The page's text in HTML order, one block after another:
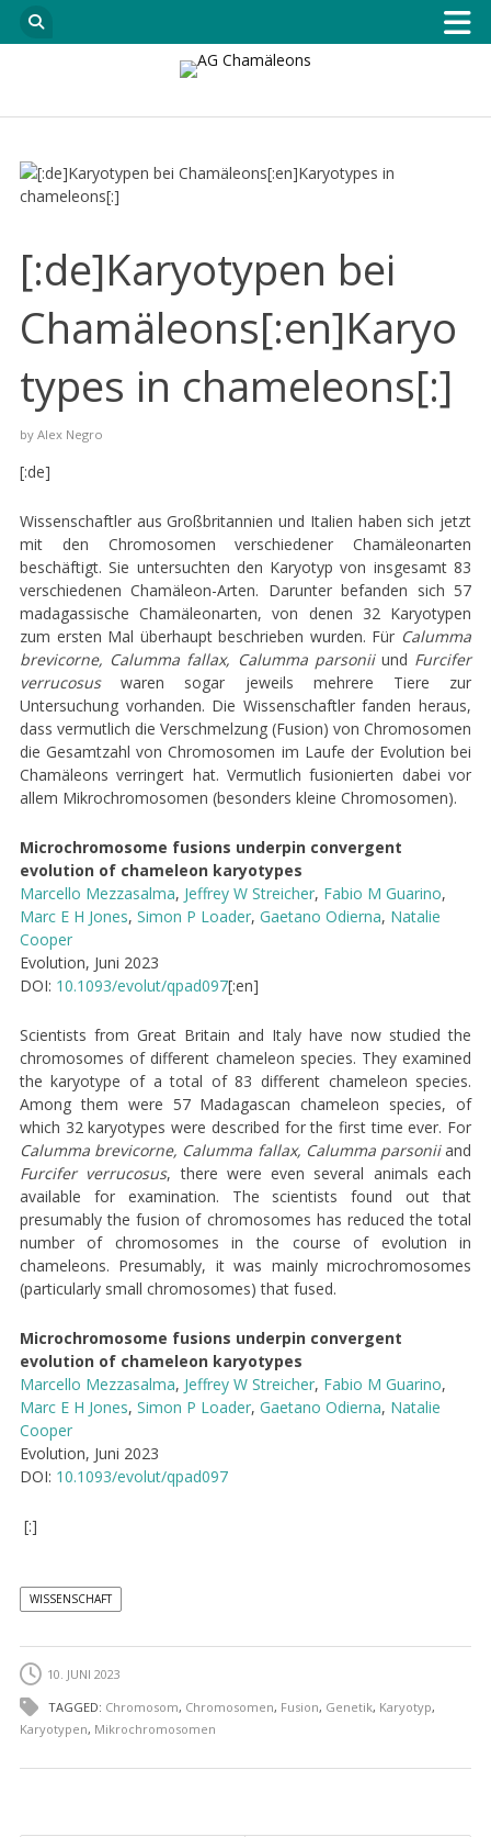
[:de]Karyotypen bei
Chamäleons[:en]Karyo
types in chameleons[:]
by Alex Negro
[:de]
Wissenschaftler aus Großbritannien und Italien haben sich jetzt
mit den Chromosomen verschiedener Chamäleonarten
beschäftigt. Sie untersuchten den Karyotyp von insgesamt 83
verschiedenen Chamäleon-Arten. Darunter befanden sich 57
madagassische Chamäleonarten, von denen 32 Karyotypen
zum ersten Mal überhaupt beschrieben wurden. Für Calumma
brevicorne, Calumma fallax, Calumma parsoniiund Furcifer
verrucosuswaren sogar jeweils mehrere Tiere zur
Untersuchung vorhanden. Die Wissenschaftler fanden heraus,
dass vermutlich die Verschmelzung (Fusion) von Chromosomen
die Gesamtzahl von Chromosomen im Laufe der Evolution bei
Chamäleons verringert hat. Vermutlich fusionierten dabei vor
allem Mikrochromosomen (besonders kleine Chromosomen).
Microchromosome fusions underpin convergent
evolution of chameleon karyotypes
Marcello Mezzasalma, Jeffrey W Streicher, Fabio M Guarino,
Marc E H Jones, Simon P Loader, Gaetano Odierna, Natalie
Cooper
Evolution, Juni 2023
DOI: 10.1093/evolut/qpad097[:en]
Scientists from Great Britain and Italy have now studied the
chromosomes of different chameleon species. They examined
the karyotype of a total of 83 different chameleon species.
Among them were 57 Madagascan chameleon species, of
which 32 karyotypes were described for the first time ever. For
Calumma brevicorne, Calumma fallax, Calumma parsoniiand
Furcifer verrucosus, there were even several animals each
available for examination. The scientists found out that
presumably the fusion of chromosomes has reduced the total
number of chromosomes in the course of evolution in
chameleons. Presumably, it was mainly microchromosomes
(particularly small chromosomes) that fused.
Microchromosome fusions underpin convergent
evolution of chameleon karyotypes
Marcello Mezzasalma, Jeffrey W Streicher, Fabio M Guarino,
Marc E H Jones, Simon P Loader, Gaetano Odierna, Natalie
Cooper
Evolution, Juni 2023
DOI: 10.1093/evolut/qpad097
[:]
WISSENSCHAFT
10. JUNI 2023
TAGGED: Chromosom, Chromosomen, Fusion, Genetik, Karyotyp,
Karyotypen, Mikrochromosomen